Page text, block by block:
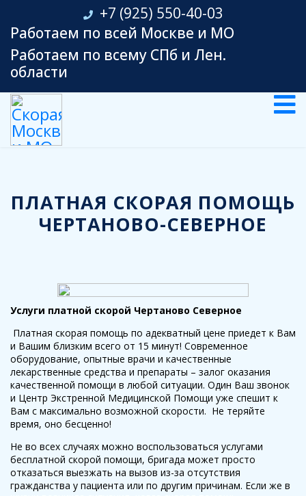
+7 (925) 550-40-03
Работаем по всей Москве и МО
Работаем по всему СПб и Лен.
области
ПЛАТНАЯ СКОРАЯ ПОМОЩЬ
ЧЕРТАНОВО-СЕВЕРНОЕ
Услуги платной скорой Чертаново Северное
Платная скорая помощь по адекватный цене приедет к Вам
и Вашим близким всего от 15 минут! Современное
оборудование, опытные врачи и качественные
лекарственные средства и препараты – залог оказания
качественной помощи в любой ситуации. Один Ваш звонок
и Центр Экстренной Медицинской Помощи уже спешит к
Вам с максимально возможной скорости. Не теряйте
время, оно бесценно!
Не во всех случаях можно воспользоваться услугами
бесплатной скорой помощи, бригада может просто
отказаться выезжать на вызов из-за отсутствия
гражданства у пациента или по другим причинам. Если же в